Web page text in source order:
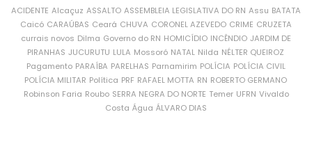
ACIDENTE Alcaçuz ASSALTO ASSEMBLEIA LEGISLATIVA DO RN Assu BATATA
Caicó CARAÚBAS Ceará CHUVA CORONEL AZEVEDO CRIME CRUZETA
currais novos Dilma Governo do RN HOMICÍDIO INCÊNDIO JARDIM DE
PIRANHAS JUCURUTU LULA Mossoró NATAL Nilda NÉLTER QUEIROZ
Pagamento PARAÍBA PARELHAS Parnamirim POLÍCIA POLÍCIA CIVIL
POLÍCIA MILITAR Política PRF RAFAEL MOTTA RN ROBERTO GERMANO
Robinson Faria Roubo SERRA NEGRA DO NORTE Temer UFRN Vivaldo
Costa Água ÁLVARO DIAS